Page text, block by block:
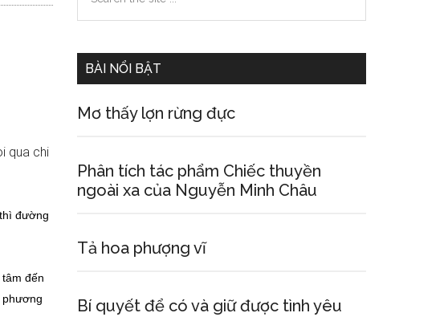
đường
đến
phương
Sidebar
the
BÀI NỔI BẬT
Mơ thấy lợn rừng đực
Phân tích tác phẩm Chiếc thuyền
ngoài xa của Nguyễn Minh Châu
Tả hoa phượng vĩ
Bí quyết để có và giữ được tình yêu